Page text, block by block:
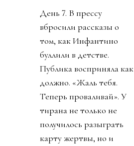
День 7. В прессу
вбросили рассказы о
том, как Инфантино
буллили в детстве.
Публика восприняла как
должно. «Жаль тебя.
Теперь проваливай». У
тирана не только не
получилось разыграть
карту жертвы, но и